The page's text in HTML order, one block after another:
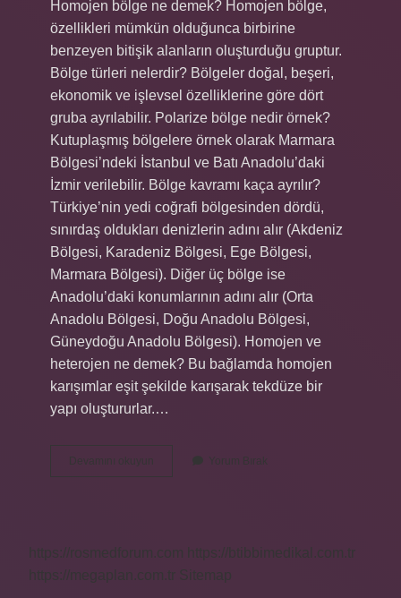
Homojen bölge ne demek? Homojen bölge,
özellikleri mümkün olduğunca birbirine
benzeyen bitişik alanların oluşturduğu gruptur.
Bölge türleri nelerdir? Bölgeler doğal, beşeri,
ekonomik ve işlevsel özelliklerine göre dört
gruba ayrılabilir. Polarize bölge nedir örnek?
Kutuplaşmış bölgelere örnek olarak Marmara
Bölgesi’ndeki İstanbul ve Batı Anadolu’daki
İzmir verilebilir. Bölge kavramı kaça ayrılır?
Türkiye’nin yedi coğrafi bölgesinden dördü,
sınırdaş oldukları denizlerin adını alır (Akdeniz
Bölgesi, Karadeniz Bölgesi, Ege Bölgesi,
Marmara Bölgesi). Diğer üç bölge ise
Anadolu’daki konumlarının adını alır (Orta
Anadolu Bölgesi, Doğu Anadolu Bölgesi,
Güneydoğu Anadolu Bölgesi). Homojen ve
heterojen ne demek? Bu bağlamda homojen
karışımlar eşit şekilde karışarak tekdüze bir
yapı oluştururlar.…
Devamını okuyun
Heterojen
Bölge
Yorum Bırak
https://rosmedforum.com
https://btibbimedikal.com.tr
https://megaplan.com.tr Sitemap